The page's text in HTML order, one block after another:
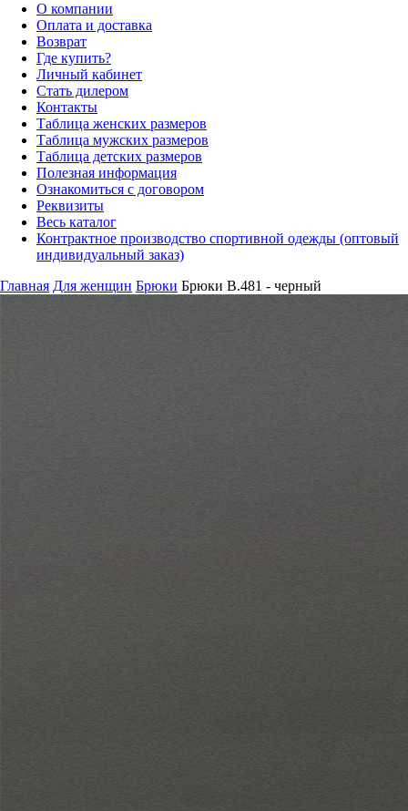
О компании
Оплата и доставка
Возврат
Где купить?
Личный кабинет
Стать дилером
Контакты
Таблица женских размеров
Таблица мужских размеров
Таблица детских размеров
Полезная информация
Ознакомиться с договором
Реквизиты
Весь каталог
Контрактное производство спортивной одежды (оптовый
индивидуальный заказ)
Главная Для женщин Брюки Брюки B.481 - черный